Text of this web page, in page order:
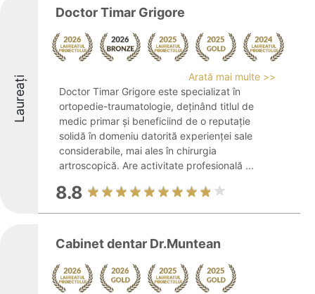
Laureați
Doctor Timar Grigore
Arată mai multe >>
Doctor Timar Grigore este specializat în
ortopedie-traumatologie, deținând titlul de
medic primar și beneficiind de o reputație
solidă în domeniu datorită experienței sale
considerabile, mai ales în chirurgia
artroscopică. Are activitate profesională ...
8.8
Cabinet dentar Dr.Muntean